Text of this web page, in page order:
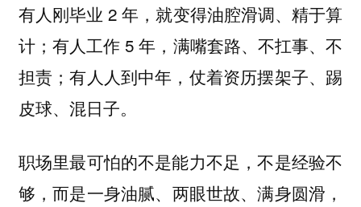
有人刚毕业 2 年，就变得油腔滑调、精于算
计；有人工作 5 年，满嘴套路、不扛事、不
担责；有人人到中年，仗着资历摆架子、踢
皮球、混日子。
职场里最可怕的不是能力不足，不是经验不
够，而是一身油腻、两眼世故、满身圆滑 ，